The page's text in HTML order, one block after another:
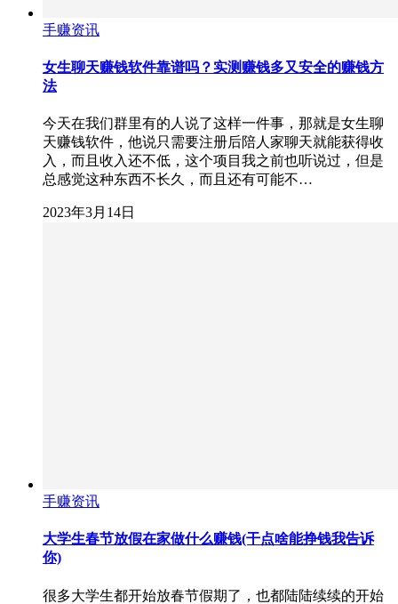
手赚资讯
女生聊天赚钱软件靠谱吗？实测赚钱多又安全的赚钱方
法
今天在我们群里有的人说了这样一件事，那就是女生聊
天赚钱软件，他说只需要注册后陪人家聊天就能获得收
入，而且收入还不低，这个项目我之前也听说过，但是
总感觉这种东西不长久，而且还有可能不…
2023年3月14日
手赚资讯
大学生春节放假在家做什么赚钱(干点啥能挣钱我告诉
你)
很多大学生都开始放春节假期了，也都陆陆续续的开始